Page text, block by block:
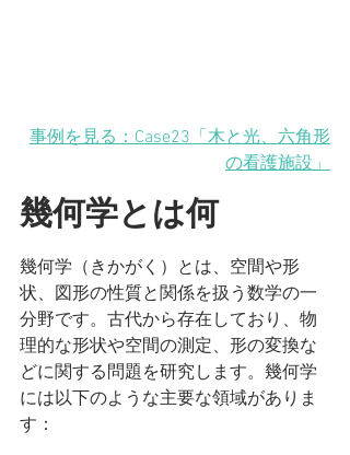
事例を見る：Case23「木と光、六角形
の看護施設」
幾何学とは何
幾何学（きかがく）とは、空間や形
状、図形の性質と関係を扱う数学の一
分野です。古代から存在しており、物
理的な形状や空間の測定、形の変換な
どに関する問題を研究します。幾何学
には以下のような主要な領域がありま
す：